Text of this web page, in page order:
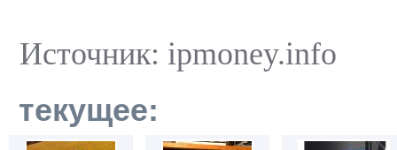
Источник: ipmoney.info
текущее: